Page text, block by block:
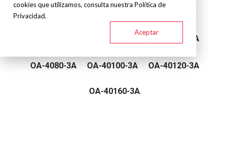
cookies que utilizamos, consulta nuestra Política de
Privacidad.
Aceptar
OA-3260-3A OA-32100-3A
OA-4060-3A
OA-4080-3A OA-40100-3A OA-40120-3A
OA-40160-3A